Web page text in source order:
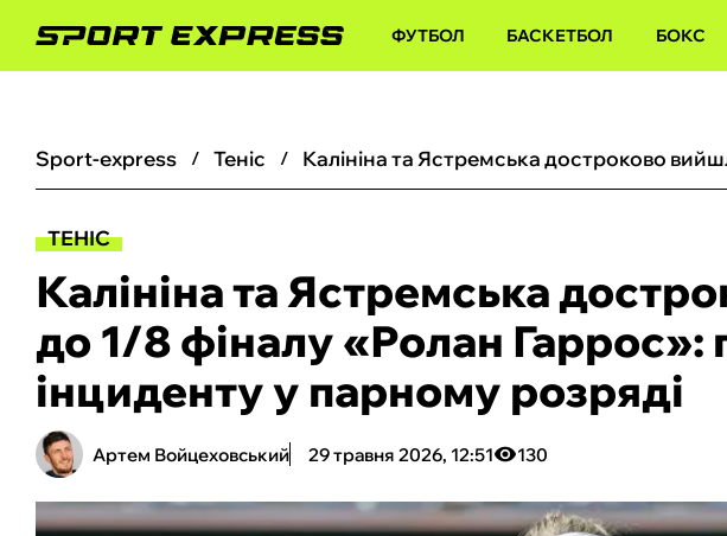
ФУТБОЛ БАСКЕТБОЛ БОКС
sport-express теніс
ТЕНІС
Калініна та Ястремська
до 1/8 фіналу «Ролан Гаррос»:
інциденту у парному розряді
Артем Войцеховський 29 травня 2026, 12:51 130